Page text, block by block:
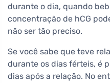
durante o dia, quando
concentração de hCG
não ser tão preciso.
Se você sabe que teve
durante os dias férteis, é
dias após a relação. No